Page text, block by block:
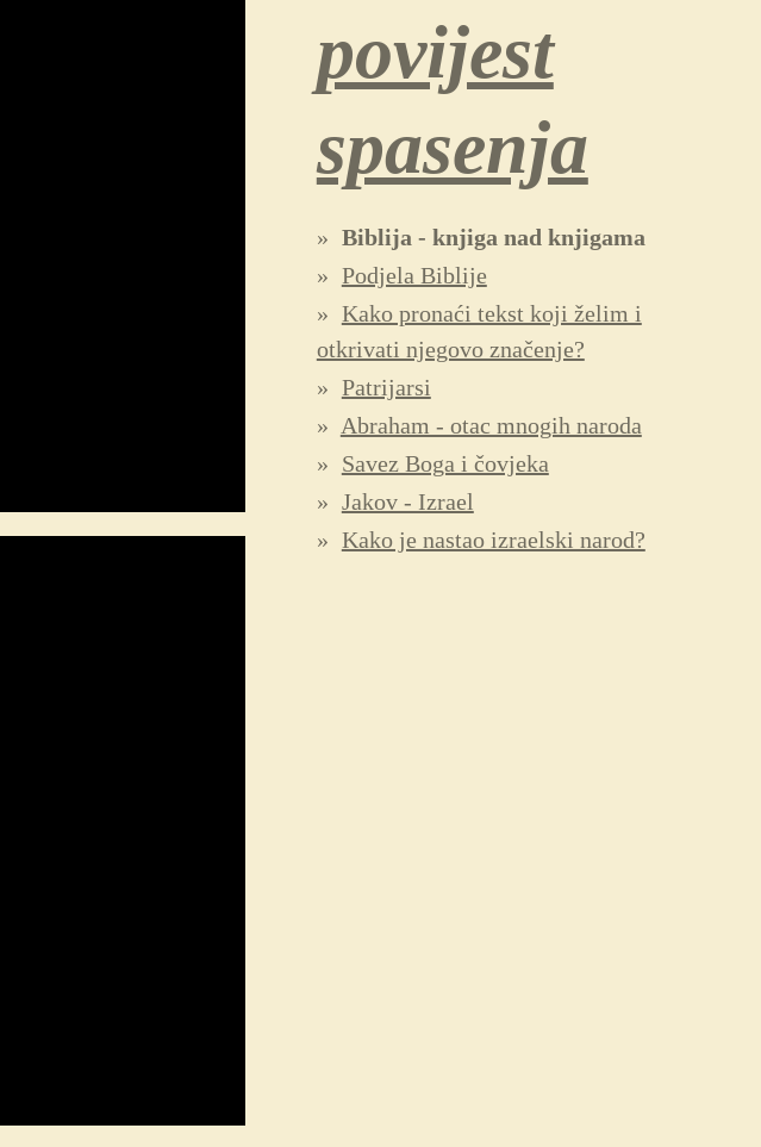
povijest
spasenja
Biblija - knjiga nad knjigama
Podjela Biblije
Kako pronaći tekst koji želim i
otkrivati njegovo značenje?
Patrijarsi
Abraham - otac mnogih naroda
Savez Boga i čovjeka
Jakov - Izrael
Kako je nastao izraelski narod?